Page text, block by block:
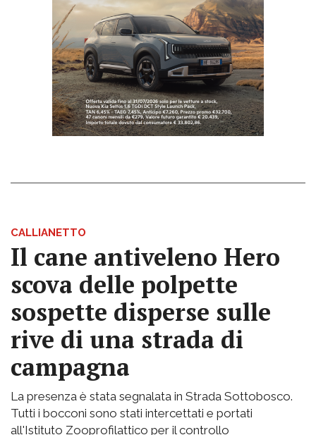
CALLIANETTO
Il cane antiveleno Hero
scova delle polpette
sospette disperse sulle
rive di una strada di
campagna
La presenza è stata segnalata in Strada Sottobosco.
Tutti i bocconi sono stati intercettati e portati
all'Istituto Zooprofilattico per il controllo